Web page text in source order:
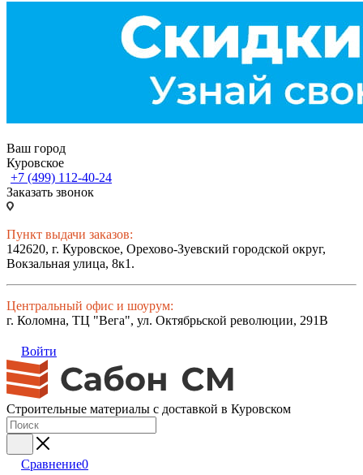
Ваш город
Куровское
+7 (499) 112-40-24
Заказать звонок
Пункт выдачи заказов:
142620, г. Куровское, Орехово-Зуевский городской округ,
Вокзальная улица, 8к1.
Центральный офис и шоурум:
г. Коломна, ТЦ "Вега", ул. Октябрьской революции, 291В
Войти
Строительные материалы с доставкой в Куровском
Сравнение0